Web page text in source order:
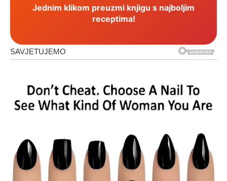
Jednim klikom preuzmi knjigu s najboljim
receptima!